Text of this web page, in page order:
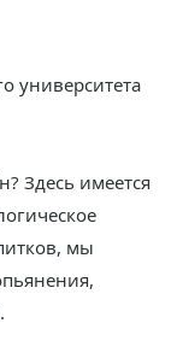
университета
Здесь имеется
мы